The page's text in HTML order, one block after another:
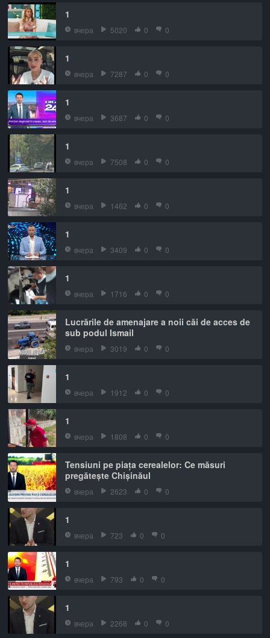
1
вчера 5020 0 0
1
вчера 7287 0 0
1
вчера 3687 0 0
1
вчера 7508 0 0
1
вчера 1462 0 0
1
вчера 3409 0 0
1
вчера 1716 0 0
Lucrările de amenajare a noii căi de acces de
sub podul Ismail
вчера 3019 0 0
1
вчера 1912 0 0
1
вчера 1808 0 0
Tensiuni pe piața cerealelor: Ce măsuri
pregătește Chișinăul
вчера 2623 0 0
1
вчера 723 0 0
1
вчера 793 0 0
1
вчера 2268 0 0